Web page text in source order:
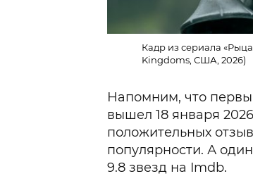
Кадр из сериала
Kingdoms, США, 2026)
Напомним, что
вышел 18 января
положительных
популярности. А
9.8 звезд на Imdb.